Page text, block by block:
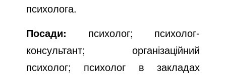
психолога.
Посади: психолог; психолог-
консультант; організаційний
психолог; психолог в закладах